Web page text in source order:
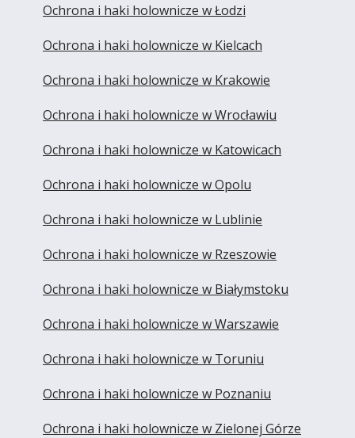
Ochrona i haki holownicze w Łodzi
Ochrona i haki holownicze w Kielcach
Ochrona i haki holownicze w Krakowie
Ochrona i haki holownicze w Wrocławiu
Ochrona i haki holownicze w Katowicach
Ochrona i haki holownicze w Opolu
Ochrona i haki holownicze w Lublinie
Ochrona i haki holownicze w Rzeszowie
Ochrona i haki holownicze w Białymstoku
Ochrona i haki holownicze w Warszawie
Ochrona i haki holownicze w Toruniu
Ochrona i haki holownicze w Poznaniu
Ochrona i haki holownicze w Zielonej Górze